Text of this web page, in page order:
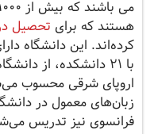
هستند که برای تحصیل
با 21 دانشکده، از
اروپای شرقی محسوب
زبان‌های معمول در
فرانسوی نیز تدریس